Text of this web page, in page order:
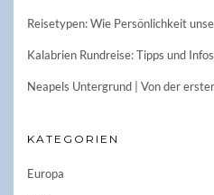
Reisetypen: Wie Persönlichkeit
Kalabrien Rundreise: Tipps und
Neapels Untergrund | Von der
KATEGORIEN
Europa